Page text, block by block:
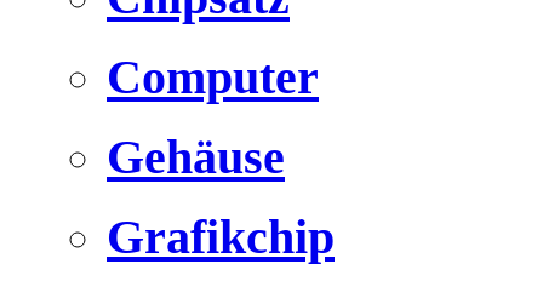
Computer
Gehäuse
Grafikchip